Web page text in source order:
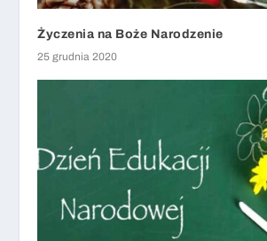
Życzenia na Boże Narodzenie
25 grudnia 2020